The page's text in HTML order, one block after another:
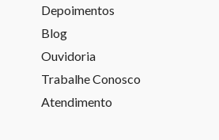
Depoimentos
Blog
Ouvidoria
Trabalhe Conosco
Atendimento